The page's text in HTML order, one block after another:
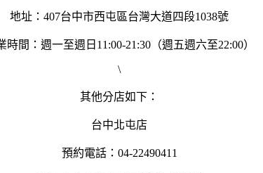
地址： 407台中市西屯區台灣大道四段1038號
時間： 週一至週日11:00-21:30（週五週六至22:00）
\
其他分店如下：
台中北屯店
預約電話：04-22490411